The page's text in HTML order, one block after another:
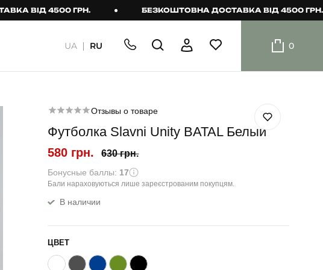
4500 ГРН. БЕЗКОШТОВНА ДОСТАВКА ВІД 4500 ГРН.
шорти
Шорти
UA RU 0
Отзывы о товаре
Футболка Slavni Unity BATAL Белый
580 грн. 630 грн.
Бонусные баллы: 17
Бали нараховуються лише зареєстрованим покупцям.
В наличии
ЦВЕТ